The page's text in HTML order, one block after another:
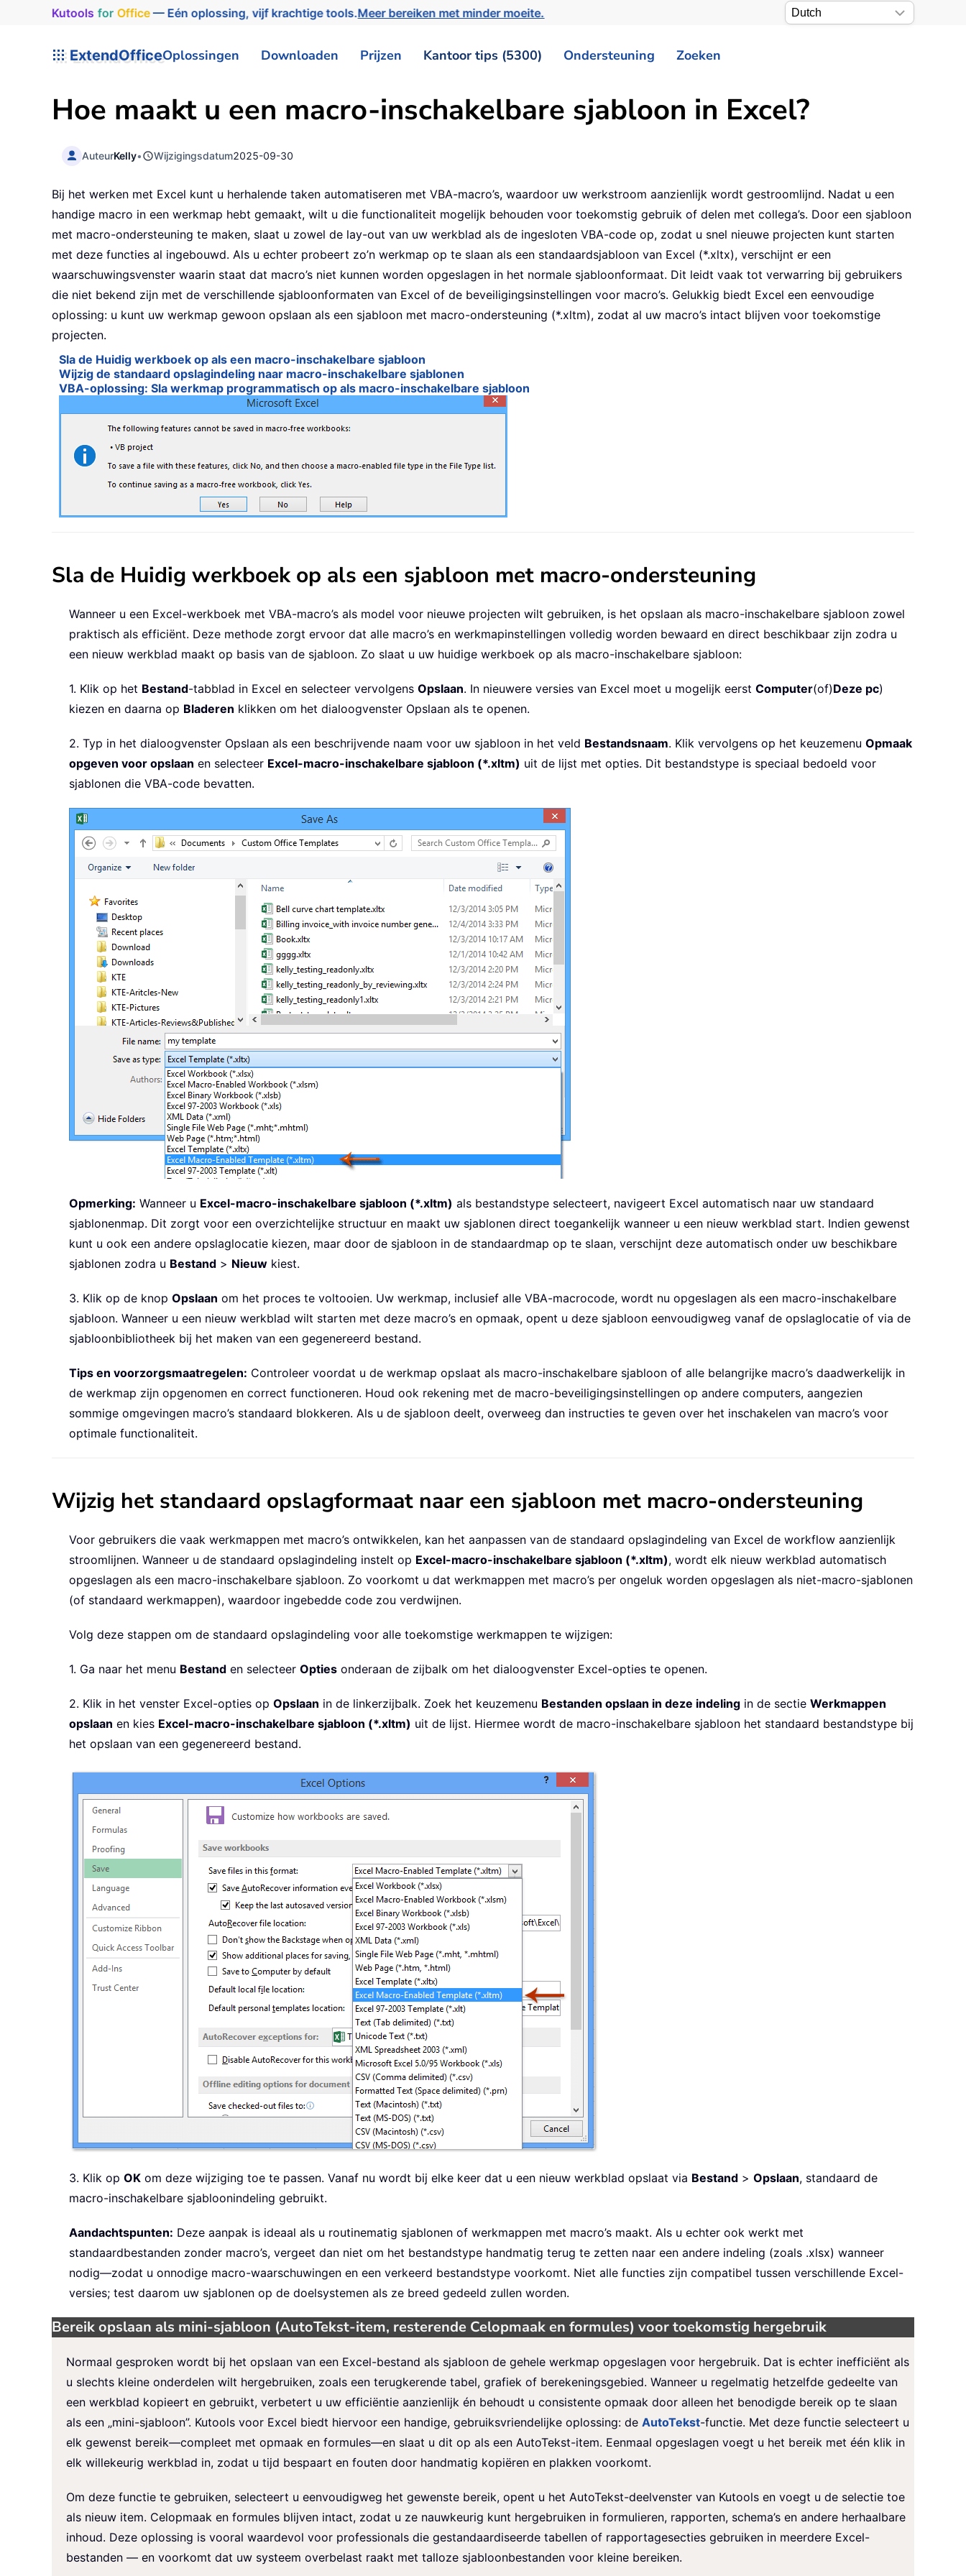
Kutools for Office— Eén oplossing, vijf krachtige tools.Meer bereiken met minder moeite.
ExtendOfficeOplossingen Downloaden Prijzen Kantoor tips (5300) Ondersteuning Zoeken
Hoe maakt u een macro-inschakelbare sjabloon in Excel?
AuteurKelly• Wijzigingsdatum2025-09-30
Bij het werken met Excel kunt u herhalende taken automatiseren met VBA-macro’s, waardoor uw werkstroom aanzienlijk wordt gestroomlijnd. Nadat u een
handige macro in een werkmap hebt gemaakt, wilt u die functionaliteit mogelijk behouden voor toekomstig gebruik of delen met collega’s. Door een sjabloon
met macro-ondersteuning te maken, slaat u zowel de lay-out van uw werkblad als de ingesloten VBA-code op, zodat u snel nieuwe projecten kunt starten
met deze functies al ingebouwd. Als u echter probeert zo’n werkmap op te slaan als een standaardsjabloon van Excel (*.xltx), verschijnt er een
waarschuwingsvenster waarin staat dat macro’s niet kunnen worden opgeslagen in het normale sjabloonformaat. Dit leidt vaak tot verwarring bij gebruikers
die niet bekend zijn met de verschillende sjabloonformaten van Excel of de beveiligingsinstellingen voor macro’s. Gelukkig biedt Excel een eenvoudige
oplossing: u kunt uw werkmap gewoon opslaan als een sjabloon met macro-ondersteuning (*.xltm), zodat al uw macro’s intact blijven voor toekomstige
projecten.
Sla de Huidig werkboek op als een macro-inschakelbare sjabloon
Wijzig de standaard opslagindeling naar macro-inschakelbare sjablonen
VBA-oplossing: Sla werkmap programmatisch op als macro-inschakelbare sjabloon
Sla de Huidig werkboek op als een sjabloon met macro-ondersteuning
Wanneer u een Excel-werkboek met VBA-macro’s als model voor nieuwe projecten wilt gebruiken, is het opslaan als macro-inschakelbare sjabloon zowel
praktisch als efficiënt. Deze methode zorgt ervoor dat alle macro’s en werkmapinstellingen volledig worden bewaard en direct beschikbaar zijn zodra u
een nieuw werkblad maakt op basis van de sjabloon. Zo slaat u uw huidige werkboek op als macro-inschakelbare sjabloon:
1. Klik op het Bestand-tabblad in Excel en selecteer vervolgens Opslaan. In nieuwere versies van Excel moet u mogelijk eerst Computer(of)Deze pc)
kiezen en daarna op Bladeren klikken om het dialoogvenster Opslaan als te openen.
2. Typ in het dialoogvenster Opslaan als een beschrijvende naam voor uw sjabloon in het veld Bestandsnaam. Klik vervolgens op het keuzemenu Opmaak
opgeven voor opslaan en selecteer Excel-macro-inschakelbare sjabloon (*.xltm) uit de lijst met opties. Dit bestandstype is speciaal bedoeld voor
sjablonen die VBA-code bevatten.
Opmerking: Wanneer u Excel-macro-inschakelbare sjabloon (*.xltm) als bestandstype selecteert, navigeert Excel automatisch naar uw standaard
sjablonenmap. Dit zorgt voor een overzichtelijke structuur en maakt uw sjablonen direct toegankelijk wanneer u een nieuw werkblad start. Indien gewenst
kunt u ook een andere opslaglocatie kiezen, maar door de sjabloon in de standaardmap op te slaan, verschijnt deze automatisch onder uw beschikbare
sjablonen zodra u Bestand > Nieuw kiest.
3. Klik op de knop Opslaan om het proces te voltooien. Uw werkmap, inclusief alle VBA-macrocode, wordt nu opgeslagen als een macro-inschakelbare
sjabloon. Wanneer u een nieuw werkblad wilt starten met deze macro’s en opmaak, opent u deze sjabloon eenvoudigweg vanaf de opslaglocatie of via de
sjabloonbibliotheek bij het maken van een gegenereerd bestand.
Tips en voorzorgsmaatregelen: Controleer voordat u de werkmap opslaat als macro-inschakelbare sjabloon of alle belangrijke macro’s daadwerkelijk in
de werkmap zijn opgenomen en correct functioneren. Houd ook rekening met de macro-beveiligingsinstellingen op andere computers, aangezien
sommige omgevingen macro’s standaard blokkeren. Als u de sjabloon deelt, overweeg dan instructies te geven over het inschakelen van macro’s voor
optimale functionaliteit.
Wijzig het standaard opslagformaat naar een sjabloon met macro-ondersteuning
Voor gebruikers die vaak werkmappen met macro’s ontwikkelen, kan het aanpassen van de standaard opslagindeling van Excel de workflow aanzienlijk
stroomlijnen. Wanneer u de standaard opslagindeling instelt op Excel-macro-inschakelbare sjabloon (*.xltm), wordt elk nieuw werkblad automatisch
opgeslagen als een macro-inschakelbare sjabloon. Zo voorkomt u dat werkmappen met macro’s per ongeluk worden opgeslagen als niet-macro-sjablonen
(of standaard werkmappen), waardoor ingebedde code zou verdwijnen.
Volg deze stappen om de standaard opslagindeling voor alle toekomstige werkmappen te wijzigen:
1. Ga naar het menu Bestand en selecteer Opties onderaan de zijbalk om het dialoogvenster Excel-opties te openen.
2. Klik in het venster Excel-opties op Opslaan in de linkerzijbalk. Zoek het keuzemenu Bestanden opslaan in deze indeling in de sectie Werkmappen
opslaan en kies Excel-macro-inschakelbare sjabloon (*.xltm) uit de lijst. Hiermee wordt de macro-inschakelbare sjabloon het standaard bestandstype bij
het opslaan van een gegenereerd bestand.
3. Klik op OK om deze wijziging toe te passen. Vanaf nu wordt bij elke keer dat u een nieuw werkblad opslaat via Bestand > Opslaan, standaard de
macro-inschakelbare sjabloonindeling gebruikt.
Aandachtspunten: Deze aanpak is ideaal als u routinematig sjablonen of werkmappen met macro’s maakt. Als u echter ook werkt met
standaardbestanden zonder macro’s, vergeet dan niet om het bestandstype handmatig terug te zetten naar een andere indeling (zoals .xlsx) wanneer
nodig—zodat u onnodige macro-waarschuwingen en een verkeerd bestandstype voorkomt. Niet alle functies zijn compatibel tussen verschillende Excel-
versies; test daarom uw sjablonen op de doelsystemen als ze breed gedeeld zullen worden.
Bereik opslaan als mini-sjabloon (AutoTekst-item, resterende Celopmaak en formules) voor toekomstig hergebruik
Normaal gesproken wordt bij het opslaan van een Excel-bestand als sjabloon de gehele werkmap opgeslagen voor hergebruik. Dat is echter inefficiënt als
u slechts kleine onderdelen wilt hergebruiken, zoals een terugkerende tabel, grafiek of berekeningsgebied. Wanneer u regelmatig hetzelfde gedeelte van
een werkblad kopieert en gebruikt, verbetert u uw efficiëntie aanzienlijk én behoudt u consistente opmaak door alleen het benodigde bereik op te slaan
als een „mini-sjabloon”. Kutools voor Excel biedt hiervoor een handige, gebruiksvriendelijke oplossing: de AutoTekst-functie. Met deze functie selecteert u
elk gewenst bereik—compleet met opmaak en formules—en slaat u dit op als een AutoTekst-item. Eenmaal opgeslagen voegt u het bereik met één klik in
elk willekeurig werkblad in, zodat u tijd bespaart en fouten door handmatig kopiëren en plakken voorkomt.
Om deze functie te gebruiken, selecteert u eenvoudigweg het gewenste bereik, opent u het AutoTekst-deelvenster van Kutools en voegt u de selectie toe
als nieuw item. Celopmaak en formules blijven intact, zodat u ze nauwkeurig kunt hergebruiken in formulieren, rapporten, schema’s en andere herhaalbare
inhoud. Deze oplossing is vooral waardevol voor professionals die gestandaardiseerde tabellen of rapportagesecties gebruiken in meerdere Excel-
bestanden — en voorkomt dat uw systeem overbelast raakt met talloze sjabloonbestanden voor kleine bereiken.